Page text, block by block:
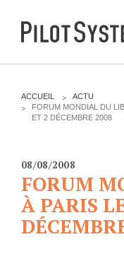
DÉV WEB
Expression de besoins
Développement
d'applications
Optimisations et tunning
V
O
S
I
C
:
ACCUEIL
ACTU
FORUM MONDIAL DU
ET 2 DÉCEMBRE 2008
08/08/2008
FORUM
À PARIS